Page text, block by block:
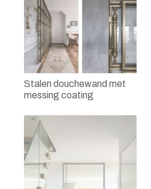
Stalen douchewand met
messing coating